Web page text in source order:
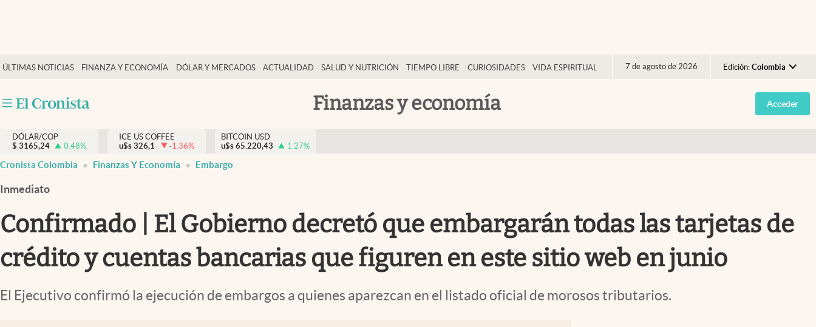
ÚLTIMAS NOTICIAS FINANZA Y ECONOMÍA DÓLAR Y MERCADOS ACTUALIDAD SALUD Y NUTRICIÓN TIEMPO LIBRE CURIOSIDADES VIDA ESPIRITUAL 7 de agosto de 2026 Edición: Colombia
Argentina
España
Finanzas y economía
Salud y nutrición
Tiempo libre
Dólar y mercados
Curiosidades
Acceder
DÓLAR/COP
$ 3165,24 0.48%
ICE US COFFEE
u$s 326,1 -1.36%
BITCOIN USD
u$s 65.220,43 1.27%
Cronista Colombia Finanzas Y Economía Embargo
Inmediato
Confirmado | El Gobierno decretó que embargarán todas las tarjetas de
crédito y cuentas bancarias que figuren en este sitio web en junio
El Ejecutivo confirmó la ejecución de embargos a quienes aparezcan en el listado oficial de morosos tributarios.